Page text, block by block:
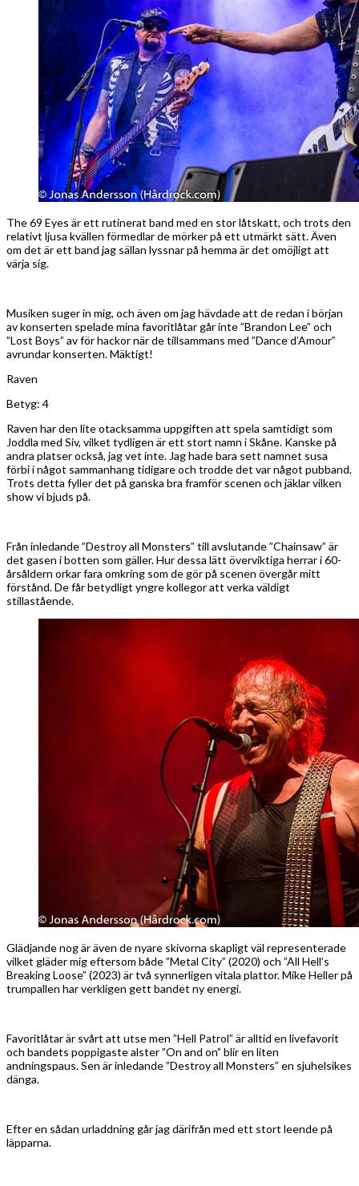
The 69 Eyes är ett rutinerat band med en stor låtskatt, och trots den
relativt ljusa kvällen förmedlar de mörker på ett utmärkt sätt. Även
om det är ett band jag sällan lyssnar på hemma är det omöjligt att
värja sig.
Musiken suger in mig, och även om jag hävdade att de redan i början
av konserten spelade mina favoritlåtar går inte ”Brandon Lee” och
”Lost Boys” av för hackor när de tillsammans med ”Dance d’Amour”
avrundar konserten. Mäktigt!
Raven
Betyg: 4
Raven har den lite otacksamma uppgiften att spela samtidigt som
Joddla med Siv, vilket tydligen är ett stort namn i Skåne. Kanske på
andra platser också, jag vet inte. Jag hade bara sett namnet susa
förbi i något sammanhang tidigare och trodde det var något pubband.
Trots detta fyller det på ganska bra framför scenen och jäklar vilken
show vi bjuds på.
Från inledande ”Destroy all Monsters” till avslutande ”Chainsaw” är
det gasen i botten som gäller. Hur dessa lätt överviktiga herrar i 60-
årsåldern orkar fara omkring som de gör på scenen övergår mitt
förstånd. De får betydligt yngre kollegor att verka väldigt
stillastående.
Glädjande nog är även de nyare skivorna skapligt väl representerade
vilket gläder mig eftersom både ”Metal City” (2020) och ”All Hell’s
Breaking Loose” (2023) är två synnerligen vitala plattor. Mike Heller på
trumpallen har verkligen gett bandet ny energi.
Favoritlåtar är svårt att utse men ”Hell Patrol” är alltid en livefavorit
och bandets poppigaste alster ”On and on” blir en liten
andningspaus. Sen är inledande ”Destroy all Monsters” en sjuhelsikes
dänga.
Efter en sådan urladdning går jag därifrån med ett stort leende på
läpparna.